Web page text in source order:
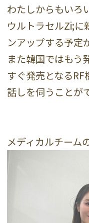
わたしからもいろ
ウルトラセルZi;に
ンアップする予定
また韓国ではもう
すぐ発売となる
話しを伺うことが
メディカルチーム